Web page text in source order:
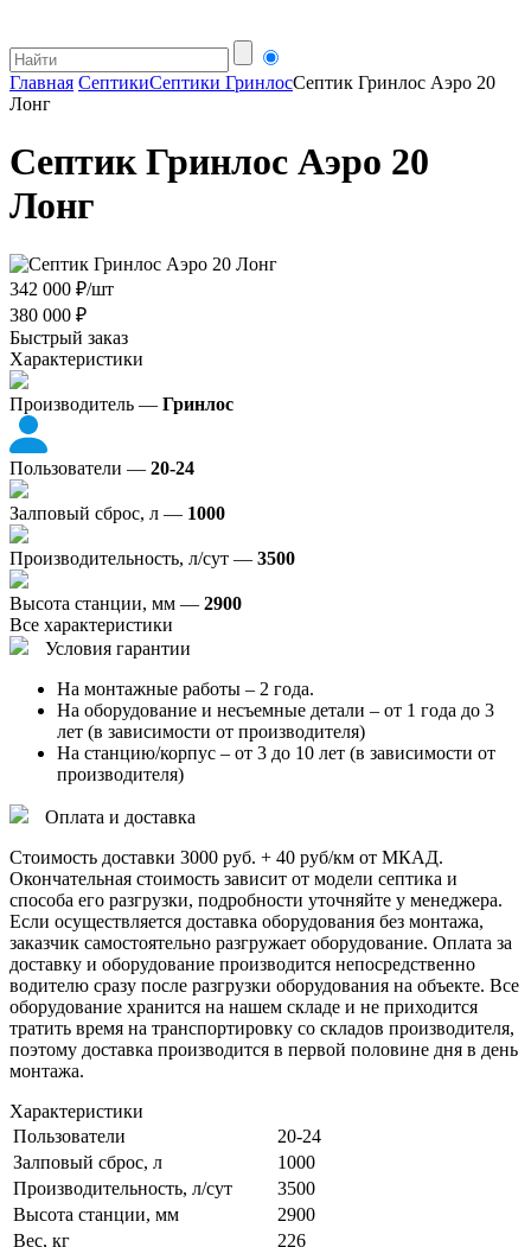
Главная СептикиСептики ГринлосСептик Гринлос Аэро 20
Лонг
Септик Гринлос Аэро 20
Лонг
342 000 ₽/шт
380 000 ₽
Быстрый заказ
Характеристики
Производитель — Гринлос
Пользователи — 20-24
Залповый сброс, л — 1000
Производительность, л/сут — 3500
Высота станции, мм — 2900
Все характеристики
Условия гарантии
На монтажные работы – 2 года.
На оборудование и несъемные детали – от 1 года до 3
лет (в зависимости от производителя)
На станцию/корпус – от 3 до 10 лет (в зависимости от
производителя)
Оплата и доставка
Стоимость доставки 3000 руб. + 40 руб/км от МКАД.
Окончательная стоимость зависит от модели септика и
способа его разгрузки, подробности уточняйте у менеджера.
Если осуществляется доставка оборудования без монтажа,
заказчик самостоятельно разгружает оборудование. Оплата за
доставку и оборудование производится непосредственно
водителю сразу после разгрузки оборудования на объекте. Все
оборудование хранится на нашем складе и не приходится
тратить время на транспортировку со складов производителя,
поэтому доставка производится в первой половине дня в день
монтажа.
Характеристики
Пользователи
20-24
Залповый сброс, л
1000
Производительность, л/сут
3500
Высота станции, мм
2900
Вес, кг
226